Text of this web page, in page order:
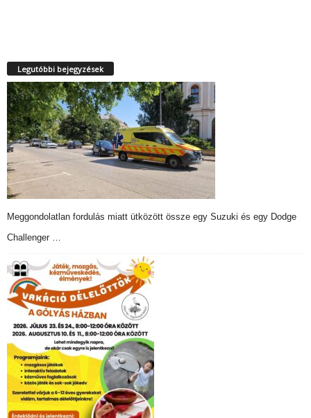
Legutóbbi bejegyzések
Meggondolatlan fordulás miatt ütközött össze egy Suzuki és egy Dodge
Challenger …